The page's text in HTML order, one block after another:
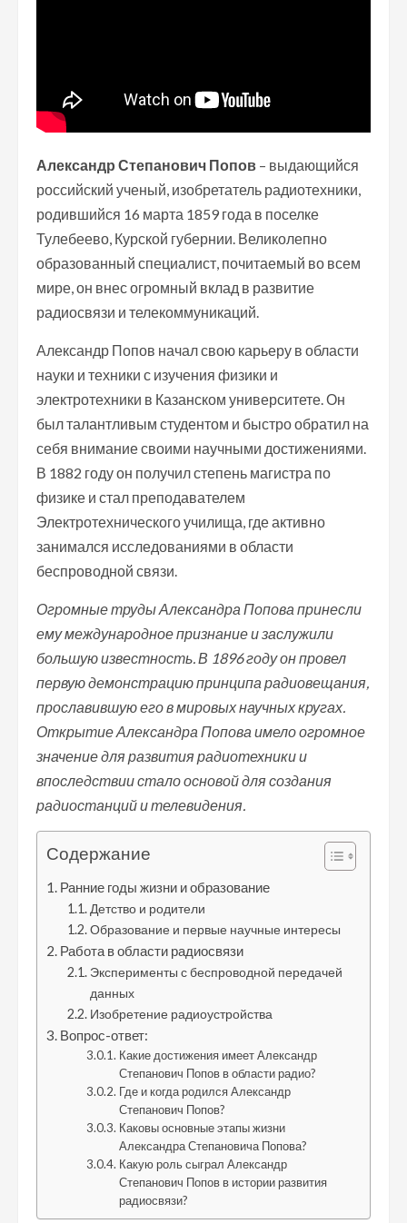
Александр Степанович Попов – выдающийся
российский ученый, изобретатель радиотехники,
родившийся 16 марта 1859 года в поселке
Тулебеево, Курской губернии. Великолепно
образованный специалист, почитаемый во всем
мире, он внес огромный вклад в развитие
радиосвязи и телекоммуникаций.
Александр Попов начал свою карьеру в области
науки и техники с изучения физики и
электротехники в Казанском университете. Он
был талантливым студентом и быстро обратил на
себя внимание своими научными достижениями.
В 1882 году он получил степень магистра по
физике и стал преподавателем
Электротехнического училища, где активно
занимался исследованиями в области
беспроводной связи.
Огромные труды Александра Попова принесли
ему международное признание и заслужили
большую известность. В 1896 году он провел
первую демонстрацию принципа радиовещания,
прославившую его в мировых научных кругах.
Открытие Александра Попова имело огромное
значение для развития радиотехники и
впоследствии стало основой для создания
радиостанций и телевидения.
Содержание
Ранние годы жизни и образование
Детство и родители
Образование и первые научные интересы
Работа в области радиосвязи
Эксперименты с беспроводной передачей
данных
Изобретение радиоустройства
Вопрос-ответ:
Какие достижения имеет Александр
Степанович Попов в области радио?
Где и когда родился Александр
Степанович Попов?
Каковы основные этапы жизни
Александра Степановича Попова?
Какую роль сыграл Александр
Степанович Попов в истории развития
радиосвязи?